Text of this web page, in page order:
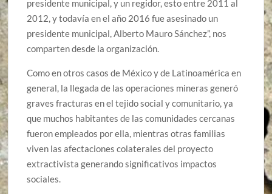
presidente municipal, y un regidor, esto entre 2011 al
2012, y todavía en el año 2016 fue asesinado un
presidente municipal, Alberto Mauro Sánchez”, nos
comparten desde la organización.
Como en otros casos de México y de Latinoamérica en
general, la llegada de las operaciones mineras generó
graves fracturas en el tejido social y comunitario, ya
que muchos habitantes de las comunidades cercanas
fueron empleados por ella, mientras otras familias
viven las afectaciones colaterales del proyecto
extractivista generando significativos impactos
sociales.